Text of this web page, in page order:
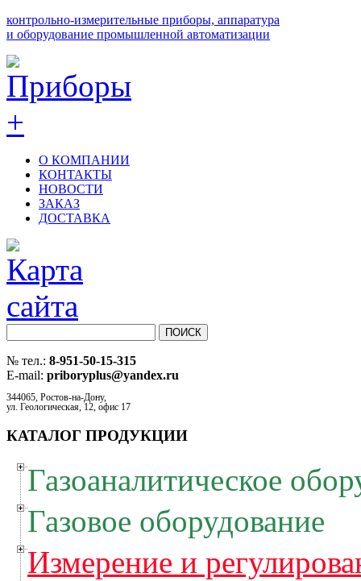
контрольно-измерительные приборы, аппаратура
и оборудование промышленной автоматизации
О КОМПАНИИ
КОНТАКТЫ
НОВОСТИ
ЗАКАЗ
ДОСТАВКА
№ тел.: 8-951-50-15-315
E-mail: priboryplus@yandex.ru
344065, Ростов-на-Дону,
ул. Геологическая, 12, офис 17
КАТАЛОГ ПРОДУКЦИИ
Газоаналитическое
Газовое оборудование
Измерение и